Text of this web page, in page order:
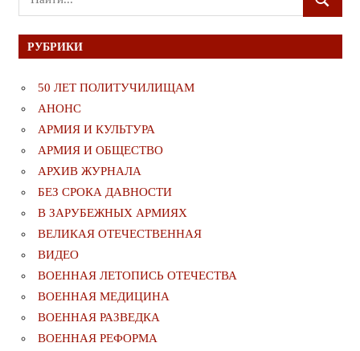
для:
ПОИСК
РУБРИКИ
50 ЛЕТ ПОЛИТУЧИЛИЩАМ
АНОНС
АРМИЯ И КУЛЬТУРА
АРМИЯ И ОБЩЕСТВО
АРХИВ ЖУРНАЛА
БЕЗ СРОКА ДАВНОСТИ
В ЗАРУБЕЖНЫХ АРМИЯХ
ВЕЛИКАЯ ОТЕЧЕСТВЕННАЯ
ВИДЕО
ВОЕННАЯ ЛЕТОПИСЬ ОТЕЧЕСТВА
ВОЕННАЯ МЕДИЦИНА
ВОЕННАЯ РАЗВЕДКА
ВОЕННАЯ РЕФОРМА